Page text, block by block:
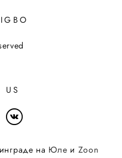
US
на Юле и Zoon